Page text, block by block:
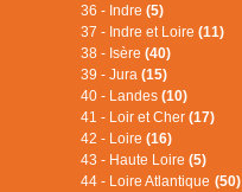
36 - Indre (5)
37 - Indre et Loire (11)
38 - Isère (40)
39 - Jura (15)
40 - Landes (10)
41 - Loir et Cher (17)
42 - Loire (16)
43 - Haute Loire (5)
44 - Loire Atlantique (50)